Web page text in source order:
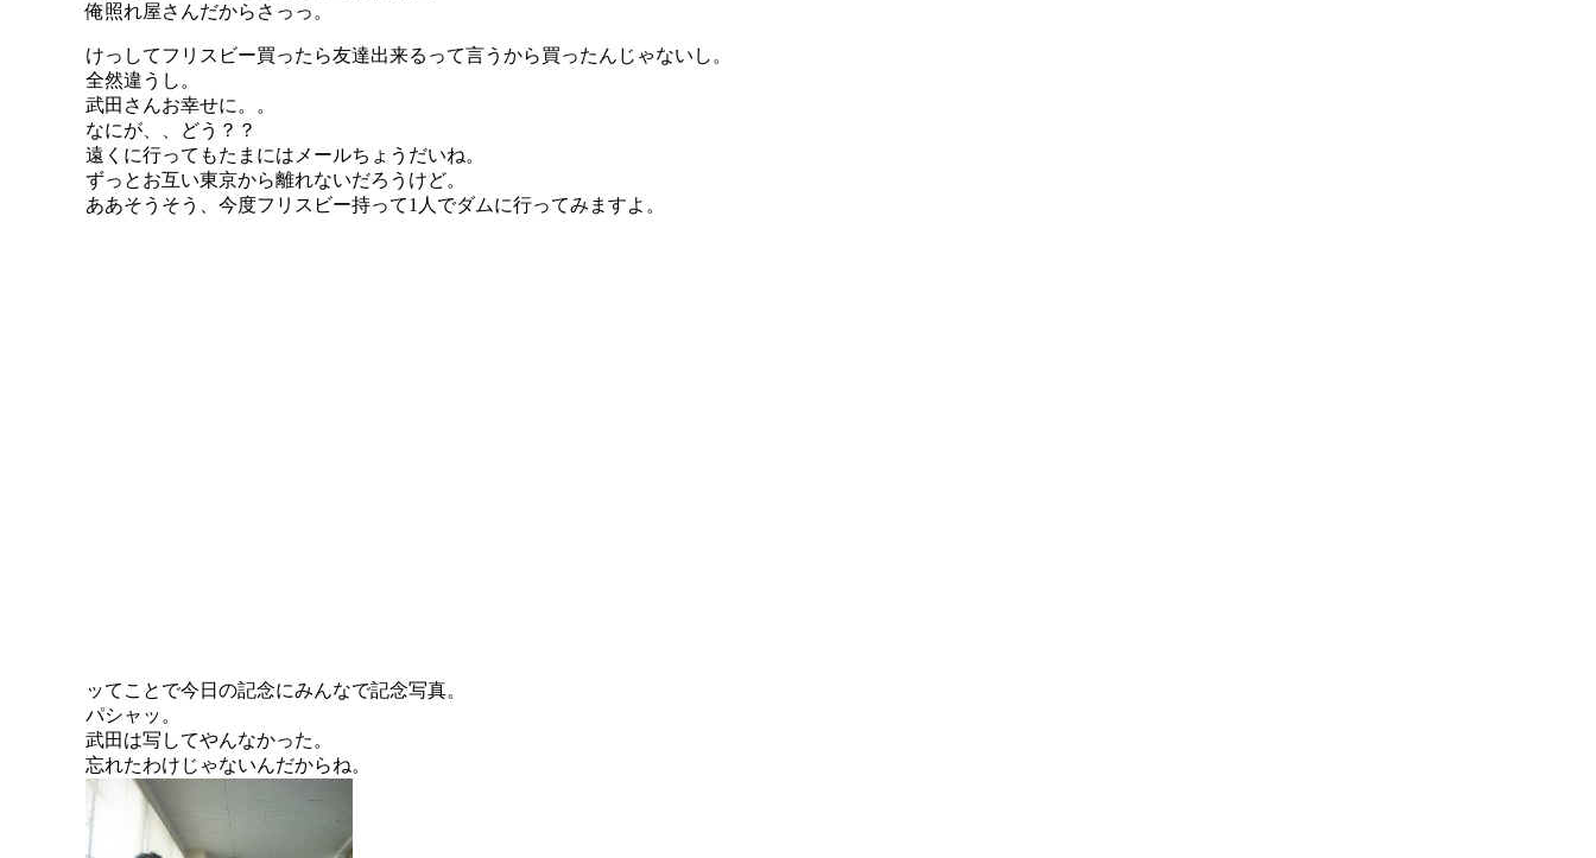
俺照れ屋さんだからさっっ。
けっしてフリスビー買ったら友達出来るって言うから買ったんじゃないし。
全然違うし。
武田さんお幸せに。。
なにが、、どう？？
遠くに行ってもたまにはメールちょうだいね。
ずっとお互い東京から離れないだろうけど。
ああそうそう、今度フリスビー持って1人でダムに行ってみますよ。
ッてことで今日の記念にみんなで記念写真。
パシャッ。
武田は写してやんなかった。
忘れたわけじゃないんだからね。